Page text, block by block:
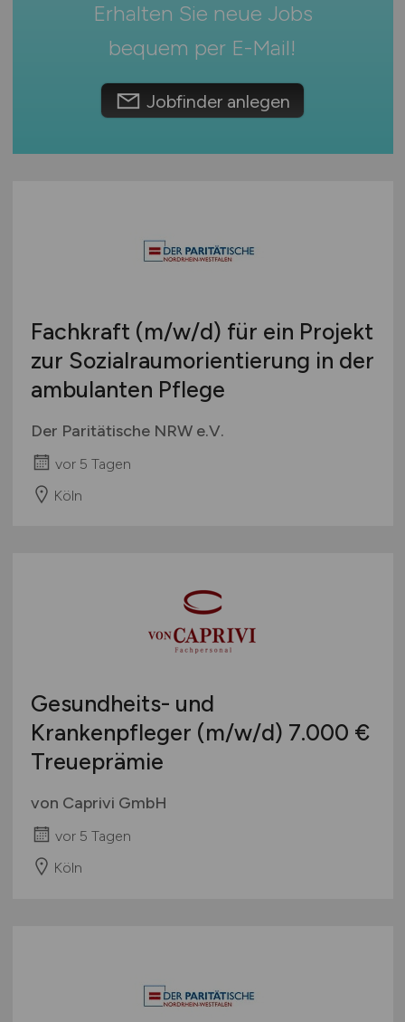
Österreich
International
Erhalten Sie neue Jobs
bequem per E-Mail!
Jobfinder anlegen
Fachkraft (m/w/d) für ein Projekt
zur Sozialraumorientierung in der
ambulanten Pflege
Der Paritätische NRW e.V.
vor 5 Tagen
Köln
Gesundheits- und
Krankenpfleger (m/w/d) 7.000 €
Treueprämie
von Caprivi GmbH
vor 5 Tagen
Köln